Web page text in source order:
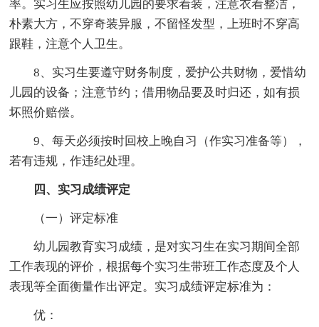
率。实习生应按照幼儿园的要求着装，注意衣着整洁，
朴素大方，不穿奇装异服，不留怪发型，上班时不穿高
跟鞋，注意个人卫生。
8、实习生要遵守财务制度，爱护公共财物，爱惜幼
儿园的设备；注意节约；借用物品要及时归还，如有损
坏照价赔偿。
9、每天必须按时回校上晚自习（作实习准备等），
若有违规，作违纪处理。
四、实习成绩评定
（一）评定标准
幼儿园教育实习成绩，是对实习生在实习期间全部
工作表现的评价，根据每个实习生带班工作态度及个人
表现等全面衡量作出评定。实习成绩评定标准为：
优：